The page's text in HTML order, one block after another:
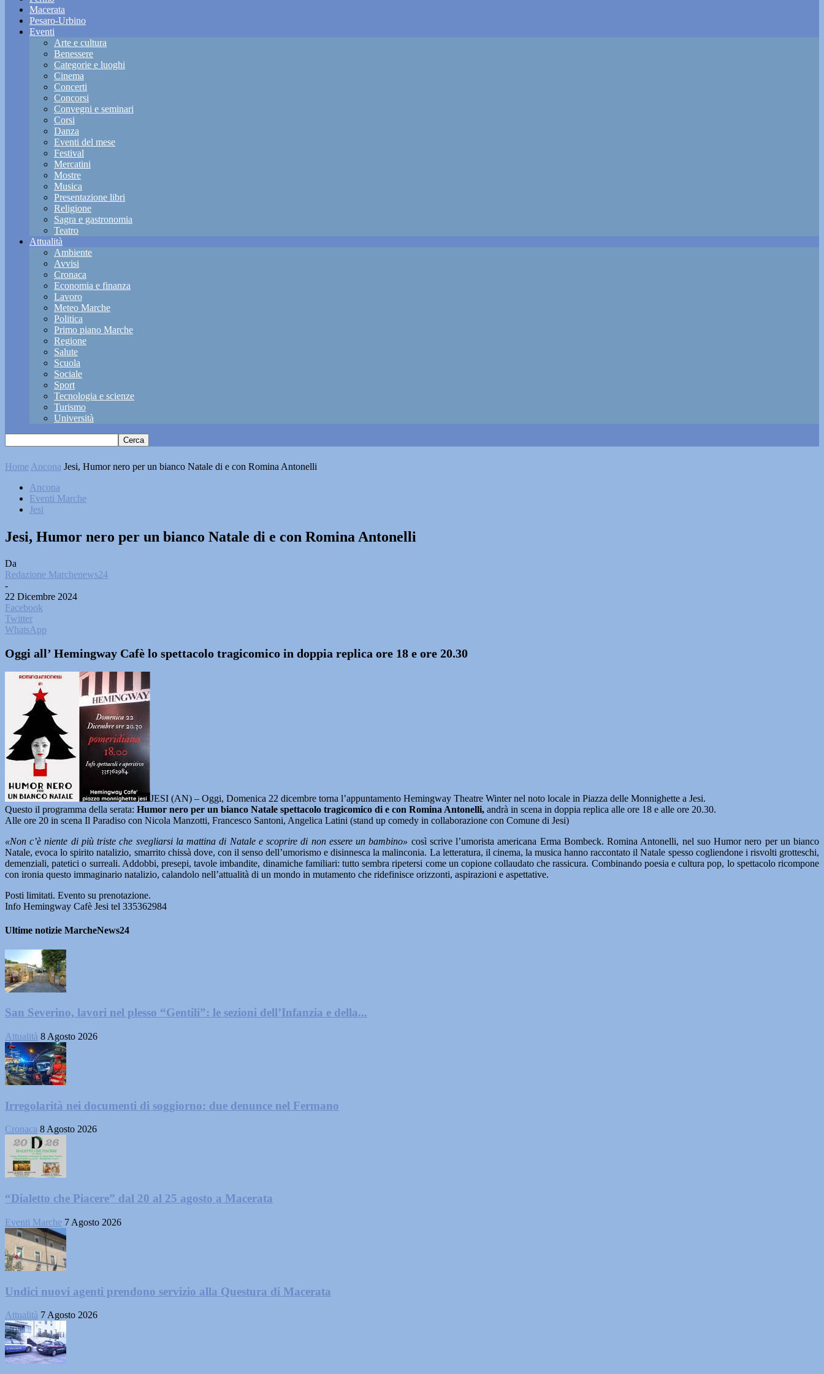
Macerata
Pesaro-Urbino
Eventi
Arte e cultura
Benessere
Categorie e luoghi
Cinema
Concerti
Concorsi
Convegni e seminari
Corsi
Danza
Eventi del mese
Festival
Mercatini
Mostre
Musica
Presentazione libri
Religione
Sagra e gastronomia
Teatro
Attualità
Ambiente
Avvisi
Cronaca
Economia e finanza
Lavoro
Meteo Marche
Politica
Primo piano Marche
Regione
Salute
Scuola
Sociale
Sport
Tecnologia e scienze
Turismo
Università
Home Ancona Jesi, Humor nero per un bianco Natale di e con Romina Antonelli
Ancona
Eventi Marche
Jesi
Jesi, Humor nero per un bianco Natale di e con Romina Antonelli
Da
Redazione Marchenews24
-
22 Dicembre 2024
Facebook
Twitter
WhatsApp
Oggi all’ Hemingway Cafè lo spettacolo tragicomico in doppia replica ore 18 e ore 20.30
JESI (AN) – Oggi, Domenica 22 dicembre torna l’appuntamento Hemingway Theatre Winter nel noto locale in Piazza delle Monnighette a Jesi.
Questo il programma della serata: Humor nero per un bianco Natale spettacolo tragicomico di e con Romina Antonelli, andrà in scena in doppia replica alle ore 18 e alle ore 20.30.
Alle ore 20 in scena Il Paradiso con Nicola Manzotti, Francesco Santoni, Angelica Latini (stand up comedy in collaborazione con Comune di Jesi)
«Non c’è niente di più triste che svegliarsi la mattina di Natale e scoprire di non essere un bambino‭» così scrive l’umorista americana Erma Bombeck. Romina Antonelli, nel suo Humor nero per un bianco
Natale, evoca lo spirito natalizio, smarrito chissà dove, con il senso dell’umorismo e disinnesca la malinconia. La letteratura, il cinema, la musica hanno raccontato il Natale spesso cogliendone i risvolti grotteschi,
demenziali, patetici o surreali. Addobbi, presepi, tavole imbandite, dinamiche familiari: tutto sembra ripetersi come un copione collaudato che rassicura. Combinando poesia e cultura pop, lo spettacolo ricompone
con ironia questo immaginario natalizio, calandolo nell’attualità di un mondo in mutamento che ridefinisce orizzonti, aspirazioni e aspettative.‬
Posti limitati. Evento su prenotazione.
Info Hemingway Cafè Jesi tel 335362984
Ultime notizie MarcheNews24
San Severino, lavori nel plesso “Gentili”: le sezioni dell’Infanzia e della...
Attualità 8 Agosto 2026
Irregolarità nei documenti di soggiorno: due denunce nel Fermano
Cronaca 8 Agosto 2026
“Dialetto che Piacere” dal 20 al 25 agosto a Macerata
Eventi Marche 7 Agosto 2026
Undici nuovi agenti prendono servizio alla Questura di Macerata
Attualità 7 Agosto 2026